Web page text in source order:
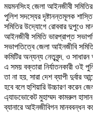
ময়মনসিংহ জেলা আইনজীবী
পুলিশ সদস্যের দৃষ্টানন্তমূলক
সমিতির উদ্যোগে রোববার দুপুওে
আইনজীবী সমিতি ভারপ্রাপ্ত
সভাপতিত্বে জেলা আইনজীবি
কমিটির অন্যন্য নেতৃবৃন্দ, ও
এ সময় বক্তারা নির্যাতনকারী ওই
তা না হয়, সারা দেশ ব্যাপী দুর্বার
হবে বলে হুশিয়ারি উচ্চারণ করেন
এ্যাডভোকেট মুহাম্মদ কামরুল
ব্যানারে আইনজীবিগন মানববন্ধন